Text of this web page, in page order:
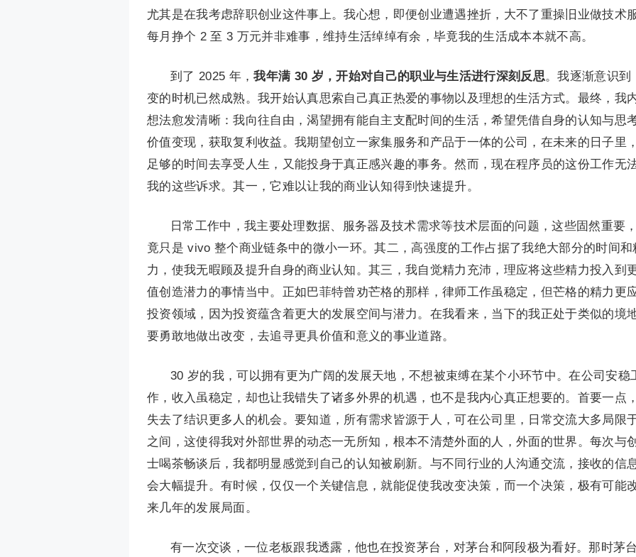
尤其是在我考虑辞职创业这件事上。我心想，即便创业遭遇挫折，大不了重操旧业做技术
每月挣个 2 至 3 万元并非难事，维持生活绰绰有余，毕竟我的生活成本本就不高。
到了 2025 年，我年满 30 岁，开始对自己的职业与生活进行深刻反思。我逐渐意识到
变的时机已然成熟。我开始认真思索自己真正热爱的事物以及理想的生活方式。最终，我
想法愈发清晰：我向往自由，渴望拥有能自主支配时间的生活，希望凭借自身的认知与思
价值变现，获取复利收益。我期望创立一家集服务和产品于一体的公司，在未来的日子里
足够的时间去享受人生，又能投身于真正感兴趣的事务。然而，现在程序员的这份工作无
我的这些诉求。其一，它难以让我的商业认知得到快速提升。
日常工作中，我主要处理数据、服务器及技术需求等技术层面的问题，这些固然重要
竟只是 vivo 整个商业链条中的微小一环。其二，高强度的工作占据了我绝大部分的时间和
力，使我无暇顾及提升自身的商业认知。其三，我自觉精力充沛，理应将这些精力投入到
值创造潜力的事情当中。正如巴菲特曾劝芒格的那样，律师工作虽稳定，但芒格的精力更
投资领域，因为投资蕴含着更大的发展空间与潜力。在我看来，当下的我正处于类似的境
要勇敢地做出改变，去追寻更具价值和意义的事业道路。‍
30 岁的我，可以拥有更为广阔的发展天地，不想被束缚在某个小环节中。在公司安稳
作，收入虽稳定，却也让我错失了诸多外界的机遇，也不是我内心真正想要的。首要一点
失去了结识更多人的机会。要知道，所有需求皆源于人，可在公司里，日常交流大多局限
之间，这使得我对外部世界的动态一无所知，根本不清楚外面的人，外面的世界。每次与
士喝茶畅谈后，我都明显感觉到自己的认知被刷新。与不同行业的人沟通交流，接收的信
会大幅提升。有时候，仅仅一个关键信息，就能促使我改变决策，而一个决策，极有可能
来几年的发展局面。‍‍‍‍‍
有一次交谈，一位老板跟我透露，他也在投资茅台，对茅台和阿段极为看好。那时茅